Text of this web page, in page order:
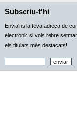
Subscriu-t'hi
Envia'ns la teva adreça de
electrònic si vols rebre
els titulars més destacats!